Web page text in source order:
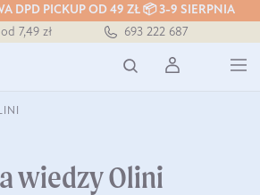
DPD PICKUP OD 49 ZŁ 📦 3-9 SIERPNIA
7,49 zł
199 zł
693 222 687
wiedzy Olini